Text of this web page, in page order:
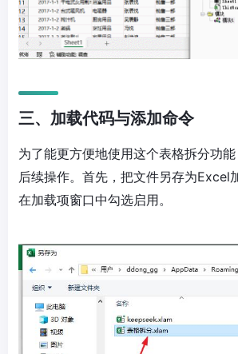
三、加载代码与添加命令
为了能更方便地使用这个表格拆分功
后续操作。首先，把文件另存为Excel
在加载项窗口中勾选启用。